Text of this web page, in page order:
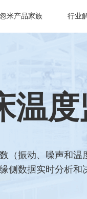
忽米产品家族 行业
温
（振动、噪声和
侧数据实时分析和